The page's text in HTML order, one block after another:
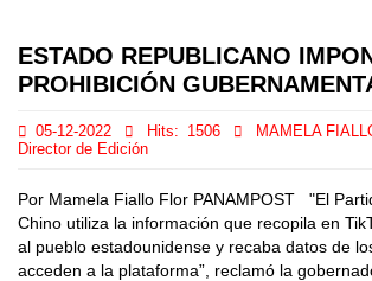
ESTADO REPUBLICANO
PROHIBICIÓN
05-12-2022 Hits: 1506
MAMELA
Director de Edición
Por Mamela Fiallo Flor PANAMPOST "El
Chino utiliza la información que recopila en
al pueblo estadounidense y recaba datos de
acceden a la plataforma”, reclamó la